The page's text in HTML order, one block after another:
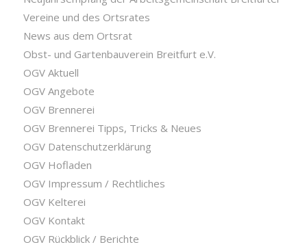
Vereine und des Ortsrates
News aus dem Ortsrat
Obst- und Gartenbauverein Breitfurt e.V.
OGV Aktuell
OGV Angebote
OGV Brennerei
OGV Brennerei Tipps, Tricks & Neues
OGV Datenschutzerklärung
OGV Hofladen
OGV Impressum / Rechtliches
OGV Kelterei
OGV Kontakt
OGV Rückblick / Berichte